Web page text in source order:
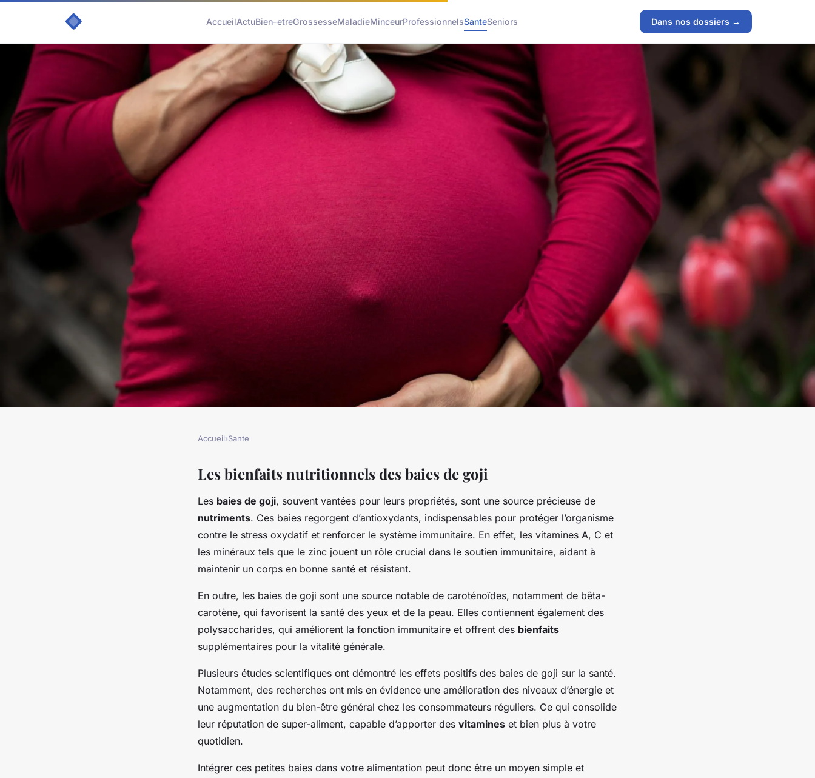
AccueilActuBien-etreGrossesseMaladieMinceurProfessionnelsSanteSeniors Dans nos dossiers →
Les baies de goji : boostez votre
immunité et découvrez comment les
incorporer facilement dans votre
Accueil›Sante
Les bienfaits nutritionnels des baies de goji
Les baies de goji, souvent vantées pour leurs propriétés, sont une source précieuse de
nutriments. Ces baies regorgent d’antioxydants, indispensables pour protéger l’organisme
contre le stress oxydatif et renforcer le système immunitaire. En effet, les vitamines A, C et
les minéraux tels que le zinc jouent un rôle crucial dans le soutien immunitaire, aidant à
maintenir un corps en bonne santé et résistant.
En outre, les baies de goji sont une source notable de caroténoïdes, notamment de bêta-
carotène, qui favorisent la santé des yeux et de la peau. Elles contiennent également des
polysaccharides, qui améliorent la fonction immunitaire et offrent des bienfaits
supplémentaires pour la vitalité générale.
Plusieurs études scientifiques ont démontré les effets positifs des baies de goji sur la santé.
Notamment, des recherches ont mis en évidence une amélioration des niveaux d’énergie et
une augmentation du bien-être général chez les consommateurs réguliers. Ce qui consolide
leur réputation de super-aliment, capable d’apporter des vitamines et bien plus à votre
quotidien.
Intégrer ces petites baies dans votre alimentation peut donc être un moyen simple et